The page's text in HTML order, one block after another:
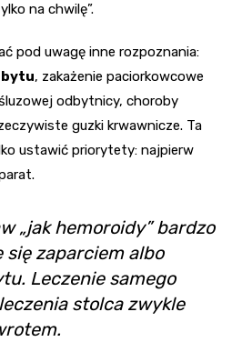
na chwilę”.
pod uwagę inne rozpoznania:
, zakażenie paciorkowcowe
odbytnicy, choroby
guzki krwawnicze. Ta
ustawić priorytety: najpierw
„jak hemoroidy” bardzo
się zaparciem albo
Leczenie samego
stolca zwykle